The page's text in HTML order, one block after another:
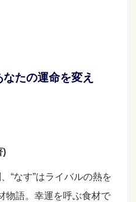
たの運命を変え
)
“なす”はライバルの熱を
語。幸運を呼ぶ食材で